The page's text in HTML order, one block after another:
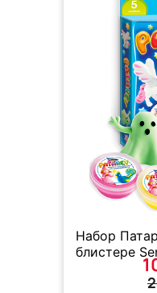
Набор
блистере